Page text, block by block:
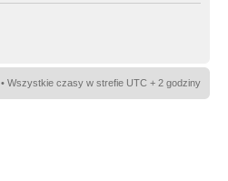
• Wszystkie czasy w strefie UTC + 2 godziny